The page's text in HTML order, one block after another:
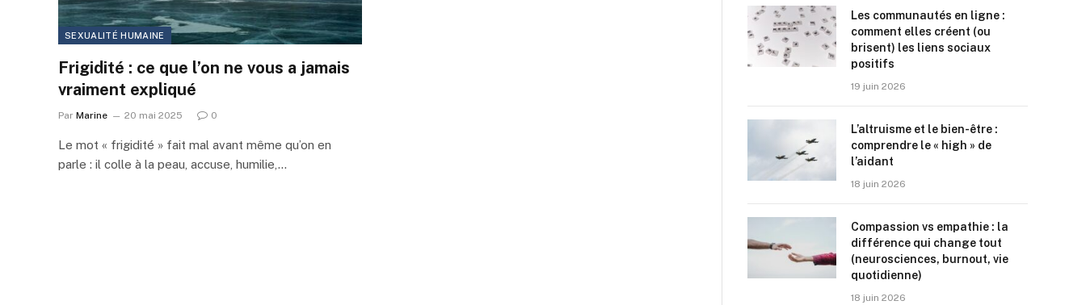
SEXUALITÉ HUMAINE
Frigidité : ce que l’on ne vous a jamais
vraiment expliqué
Par Marine 20 mai 2025 0
Le mot « frigidité » fait mal avant même qu’on en
parle : il colle à la peau, accuse, humilie,…
Les communautés en ligne :
comment elles créent (ou
brisent) les liens sociaux
positifs
19 juin 2026
L’altruisme et le bien-être :
comprendre le « high » de
l’aidant
18 juin 2026
Compassion vs empathie : la
différence qui change tout
(neurosciences, burnout, vie
quotidienne)
18 juin 2026